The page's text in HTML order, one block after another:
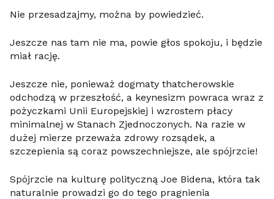
Nie przesadzajmy, można by powiedzieć.
Jeszcze nas tam nie ma, powie głos spokoju, i będzie
miał rację.
Jeszcze nie, ponieważ dogmaty thatcherowskie
odchodzą w przeszłość, a keynesizm powraca wraz z
pożyczkami Unii Europejskiej i wzrostem płacy
minimalnej w Stanach Zjednoczonych. Na razie w
dużej mierze przeważa zdrowy rozsądek, a
szczepienia są coraz powszechniejsze, ale spójrzcie!
Spójrzcie na kulturę polityczną Joe Bidena, która tak
naturalnie prowadzi go do tego pragnienia